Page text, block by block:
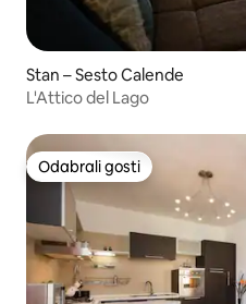
Stan – Sesto Calende
L'Attico del Lago
Odabrali gosti
Odabrali gosti